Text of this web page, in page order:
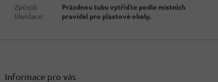
Způsob
likvidace:
Prázdnou tubu vytřiďte podle místních
pravidel pro plastové obaly.
Informace pro vás